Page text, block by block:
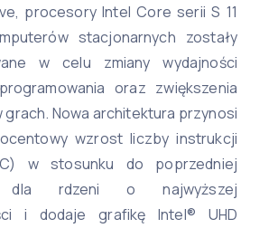
procesory Intel Core serii S 11
stacjonarnych zostały
w celu zmiany wydajności
oraz zwiększenia
grach. Nowa architektura przynosi
wzrost liczby instrukcji
w stosunku do poprzedniej
rdzeni o najwyższej
i dodaje grafikę Intel® UHD